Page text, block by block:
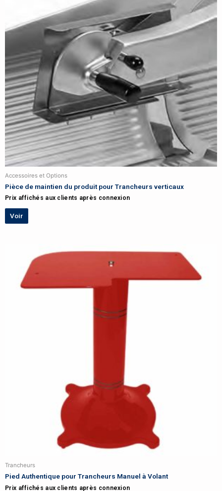
Accessoires et Options
Pièce de maintien du produit pour Trancheurs verticaux
Prix affichés aux clients après connexion
Voir
Trancheurs
Pied Authentique pour Trancheurs Manuel à Volant
Prix affichés aux clients après connexion